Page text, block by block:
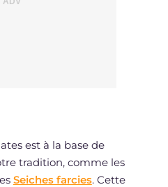
est à la base de
tradition, comme les
Seiches farcies. Cette